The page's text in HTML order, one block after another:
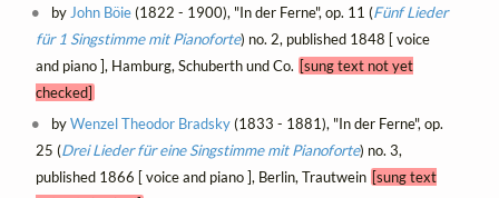
by John Böie(1822 - 1900), "In der Ferne", op. 11 (Fünf Lieder
für 1 Singstimme mit Pianoforte) no. 2, published 1848 [ voice
and piano ], Hamburg, Schuberth und Co. [sung text not yet
checked]
byWenzel Theodor Bradsky(1833 - 1881), "In der Ferne", op.
25 (Drei Lieder für eine Singstimme mit Pianoforte) no. 3,
published 1866 [ voice and piano ], Berlin, Trautwein [sung text